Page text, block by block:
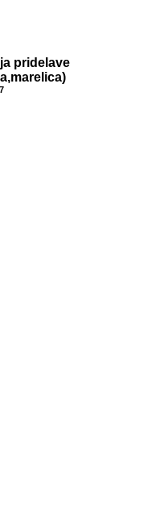
pridelave